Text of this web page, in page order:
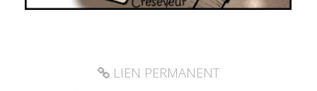
LIEN PERMANENT